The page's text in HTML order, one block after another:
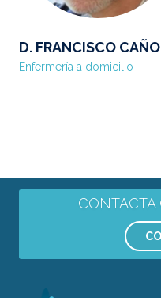
D. FRANCISCO
Enfermería a domicilio
CONTACTA